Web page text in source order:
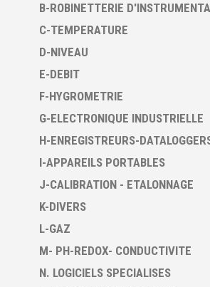
B-ROBINETTERIE
C-TEMPERATURE
D-NIVEAU
E-DEBIT
F-HYGROMETRIE
G-ELECTRONIQUE INDUSTRIELLE
H-ENREGISTREURS-
I-APPAREILS PORTABLES
J-CALIBRATION - ETALONNAGE
K-DIVERS
L-GAZ
M- PH-REDOX- CONDUCTIVITE
N. LOGICIELS SPECIALISES